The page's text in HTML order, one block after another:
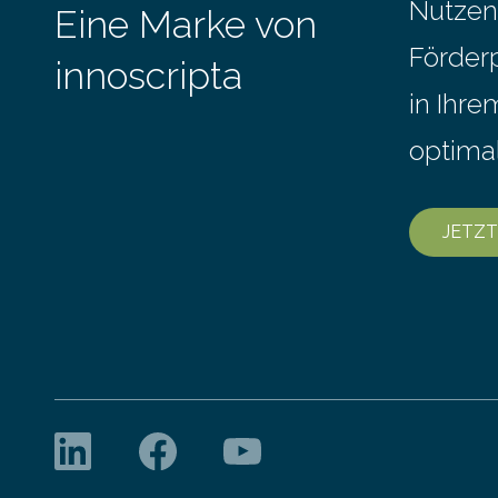
Auftrag kann das Umrüsten…
Eine Marke von
innoscripta
in